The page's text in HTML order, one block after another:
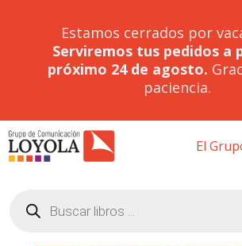
Estamos cerrados por
Serviremos tus pedidos a
próximo 24 de agosto.
paciencia.
El
productos